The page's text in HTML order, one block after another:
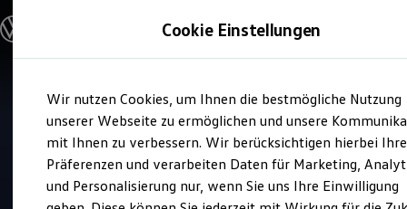
Hauptinhalt
springen
Footer
springen
Modelle und Konfigurator
Modelle vergleichen
Elektroautos
ENERGY Sondermodelle
Nutzfahrzeuge
SUV und CUV
Familienautos
Kombis
Kompaktwagen
Verkauf und Service
Autohaus Siemon Warendorf
4.6| 178 Bewertungen
Cookie Einstellungen
Wir nutzen Cookies, um Ihnen die bestmögliche Nutzung
unserer Webseite zu ermöglichen und unsere
mit Ihnen zu verbessern. Wir berücksichtigen hierbei Ihre
Präferenzen und verarbeiten Daten für Marketing,
und Personalisierung nur, wenn Sie uns Ihre Einwilligung